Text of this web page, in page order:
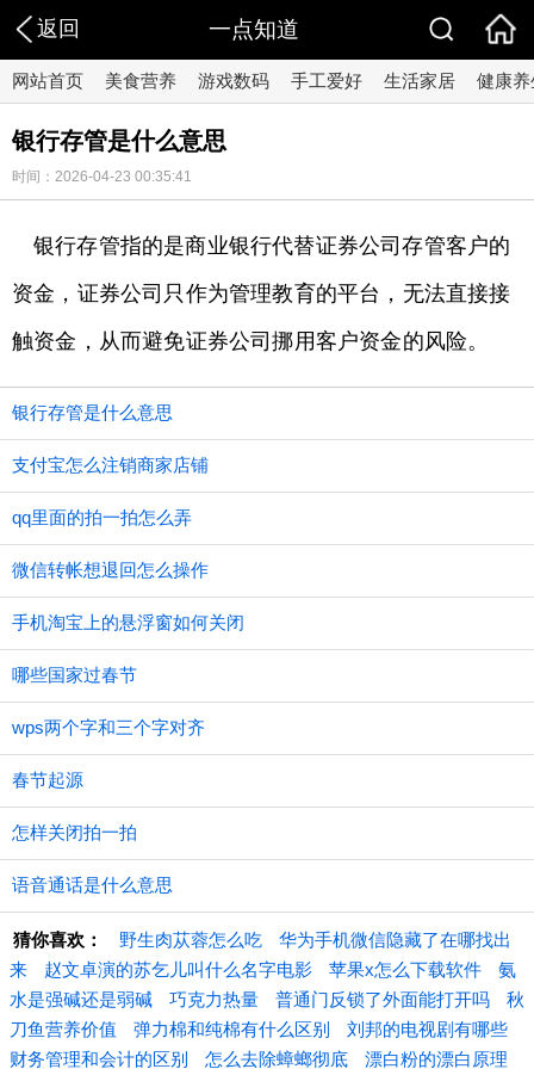
返回 一点知道
网站首页 美食营养 游戏数码 手工爱好 生活家居 健康养
银行存管是什么意思
时间：2026-04-23 00:35:41
银行存管指的是商业银行代替证券公司存管客户的
资金，证券公司只作为管理教育的平台，无法直接接
触资金，从而避免证券公司挪用客户资金的风险。
银行存管是什么意思
支付宝怎么注销商家店铺
qq里面的拍一拍怎么弄
微信转帐想退回怎么操作
手机淘宝上的悬浮窗如何关闭
哪些国家过春节
wps两个字和三个字对齐
春节起源
怎样关闭拍一拍
语音通话是什么意思
猜你喜欢： 野生肉苁蓉怎么吃
华为手机微信隐藏了在哪找出
来
赵文卓演的苏乞儿叫什么名字电影 苹果x怎么下载软件
氨
水是强碱还是弱碱
巧克力热量 普通门反锁了外面能打开吗
秋
刀鱼营养价值
弹力棉和纯棉有什么区别
刘邦的电视剧有哪些
财务管理和会计的区别
怎么去除蟑螂彻底 漂白粉的漂白原理